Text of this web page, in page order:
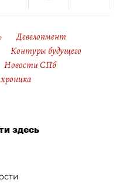
Девелопмент
Контуры будущего
Новости СПб
здесь